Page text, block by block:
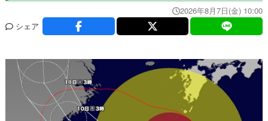
2026年8月7日(金) 10:00
シェア